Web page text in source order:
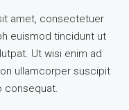
amet, consectetuer
euismod tincidunt ut
Ut wisi enim ad
ullamcorper suscipit
consequat.